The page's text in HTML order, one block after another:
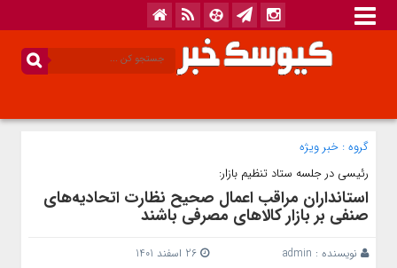
گروه : خبر ویژه
رئیسی در جلسه ستاد تنظیم بازار:
استانداران مراقب اعمال صحیح نظارت اتحادیه‌های
صنفی بر بازار کالاهای مصرفی باشند
نویسنده : admin
26 اسفند 1401